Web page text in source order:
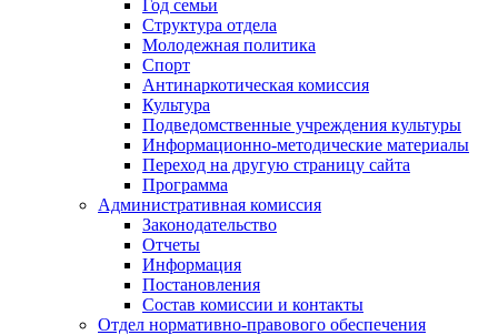
Год семьи
Структура отдела
Молодежная политика
Спорт
Антинаркотическая комиссия
Культура
Подведомственные учреждения культуры
Информационно-методические материалы
Переход на другую страницу сайта
Программа
Административная комиссия
Законодательство
Отчеты
Информация
Постановления
Состав комиссии и контакты
Отдел нормативно-правового обеспечения